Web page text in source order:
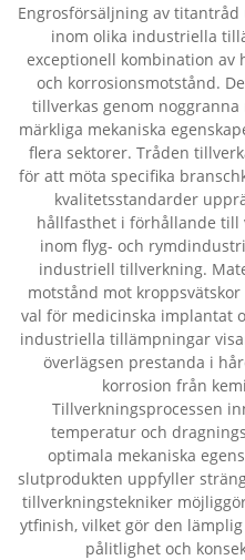
Engrosförsäljning av
inom olika industriella
exceptionell kombination av
och korrosionsmotstånd.
tillverkas genom
märkliga mekaniska
flera sektorer. Tråden
för att möta specifika
kvalitetsstandarder
hållfasthet i förhållande till
inom flyg- och
industriell tillverkning.
motstånd mot
val för medicinska implantat
industriella tillämpningar
överlägsen prestanda i
korrosion från
Tillverkningsprocessen
temperatur och
optimala mekaniska
slutprodukten uppfyller
tillverkningstekniker
ytfinish, vilket gör den
pålitlighet och